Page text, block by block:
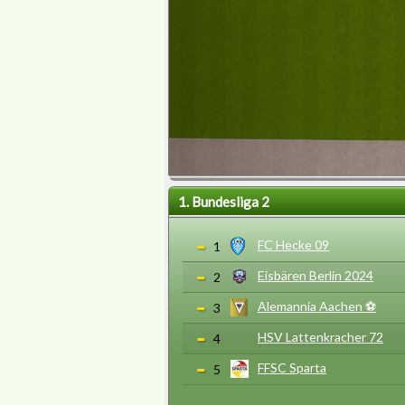
1. Bundesliga 2
1 FC Hecke 09
2
Eisbären Berlin 2024
3
Alemannia Aachen ⚽️
4
HSV Lattenkracher 72
5
FFSC Sparta